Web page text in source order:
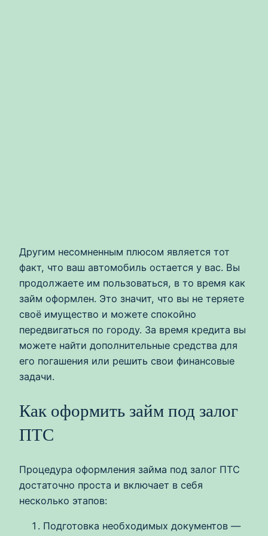
Другим несомненным плюсом является тот
факт, что ваш автомобиль остается у вас. Вы
продолжаете им пользоваться, в то время как
займ оформлен. Это значит, что вы не теряете
своё имущество и можете спокойно
передвигаться по городу. За время кредита вы
можете найти дополнительные средства для
его погашения или решить свои финансовые
задачи.
Как оформить займ под залог
ПТС
Процедура оформления займа под залог ПТС
достаточно проста и включает в себя
несколько этапов:
Подготовка необходимых документов —